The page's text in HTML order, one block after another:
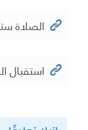
الصلاة
استقبال